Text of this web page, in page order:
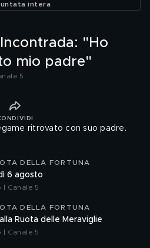
intera
"Ho
mio padre"
5
ritrovato con suo padre.
DELLA FORTUNA
6 agosto
| Canale 5
DELLA FORTUNA
Ruota delle Meraviglie
| Canale 5